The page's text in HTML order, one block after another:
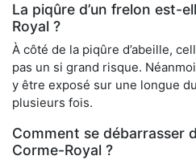
La piqûre d’un frelon est-
Royal ?
À côté de la piqûre d’abeille,
pas un si grand risque.
y être exposé sur une longue
plusieurs fois.
Comment se débarrasser
Corme-Royal ?